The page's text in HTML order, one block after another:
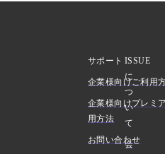
ISSUE
に
つ
い
て
会
サポート
企業様向けご利用
企業様向けプレミ
用方法
お問い合わせ